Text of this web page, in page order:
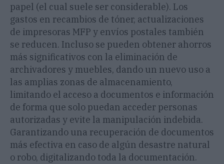
papel (el cual suele ser considerable). Los
gastos en recambios de tóner, actualizaciones
de impresoras MFP y envíos postales también
se reducen. Incluso se pueden obtener ahorros
más significativos con la eliminación de
archivadores y muebles, dando un nuevo uso a
las amplias zonas de almacenamiento,
limitando el acceso a documentos e información
de forma que solo puedan acceder personas
autorizadas y evite la manipulación indebida.
Garantizando una recuperación de documentos
más efectiva en caso de algún desastre natural
o robo, digitalizando toda la documentación.